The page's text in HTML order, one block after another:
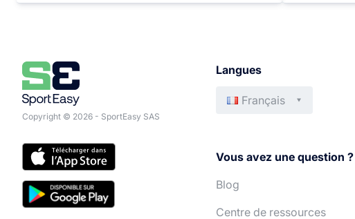
Copyright © 2026 - SportEasy SAS
Langues
Français
Vous avez une question ?
Blog
Centre de ressources